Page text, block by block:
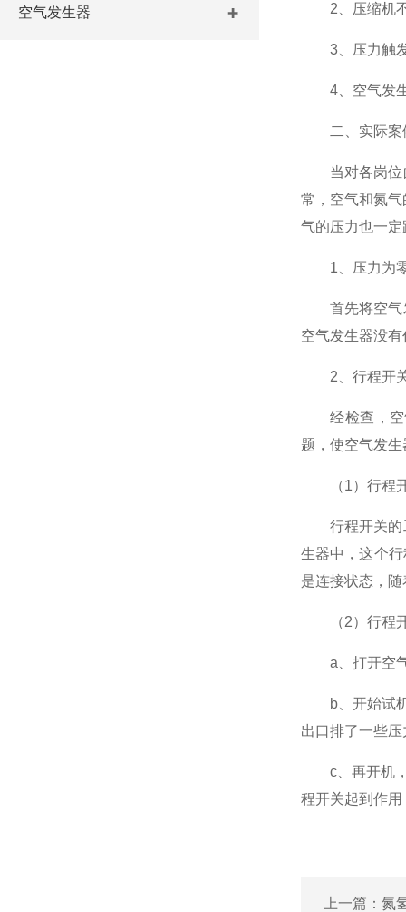
空气发生器 2、压缩机不
3、压力触发
4、空气发生
二、实际案
当对各岗位的
常，空气和氮
气的压力也一
1、压力为
首先将空气发
空气发生器没
2、行程开
经检查，空气
题，使空气发
（1）行程开
行程开关的工
生器中，这个
是连接状态，
（2）行程开
a、打开空气
b、开始试机
出口排了一些
c、再开机，
程开关起到作
上一篇： 氮